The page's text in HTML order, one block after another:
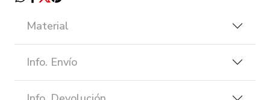
Material
Info. Envío